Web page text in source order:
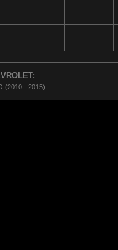
(2010 - 2015)